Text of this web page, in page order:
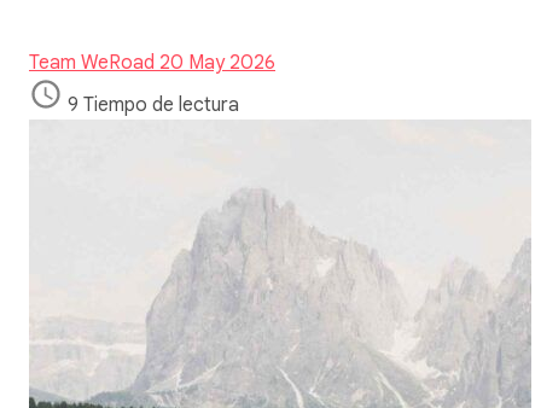
Team WeRoad 20 May 2026
9 Tiempo de lectura